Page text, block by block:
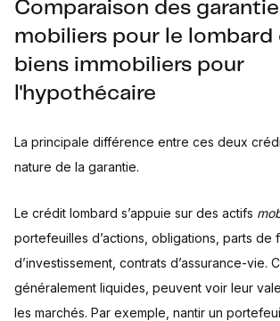
Comparaison des
mobiliers pour le lombard
biens immobiliers pour
l'hypothécaire
La principale différence entre ces deux
nature de la garantie.
Le crédit lombard s’appuie sur des actifs
portefeuilles d’actions, obligations, parts de
d’investissement, contrats d’assurance-vie.
généralement liquides, peuvent voir leur
les marchés. Par exemple, nantir un